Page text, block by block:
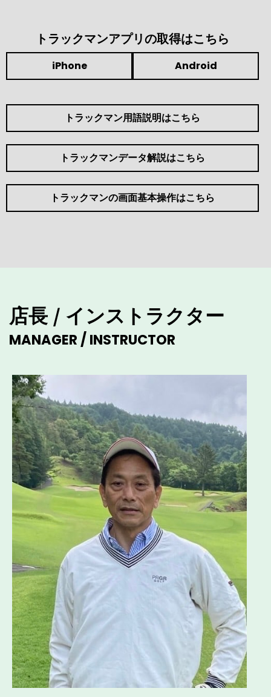
トラックマンアプリの取得はこちら
iPhone Android
トラックマン用語説明はこちら
トラックマンデータ解説はこちら
トラックマンの画面基本操作はこちら
店長 / インストラクター
MANAGER / INSTRUCTOR